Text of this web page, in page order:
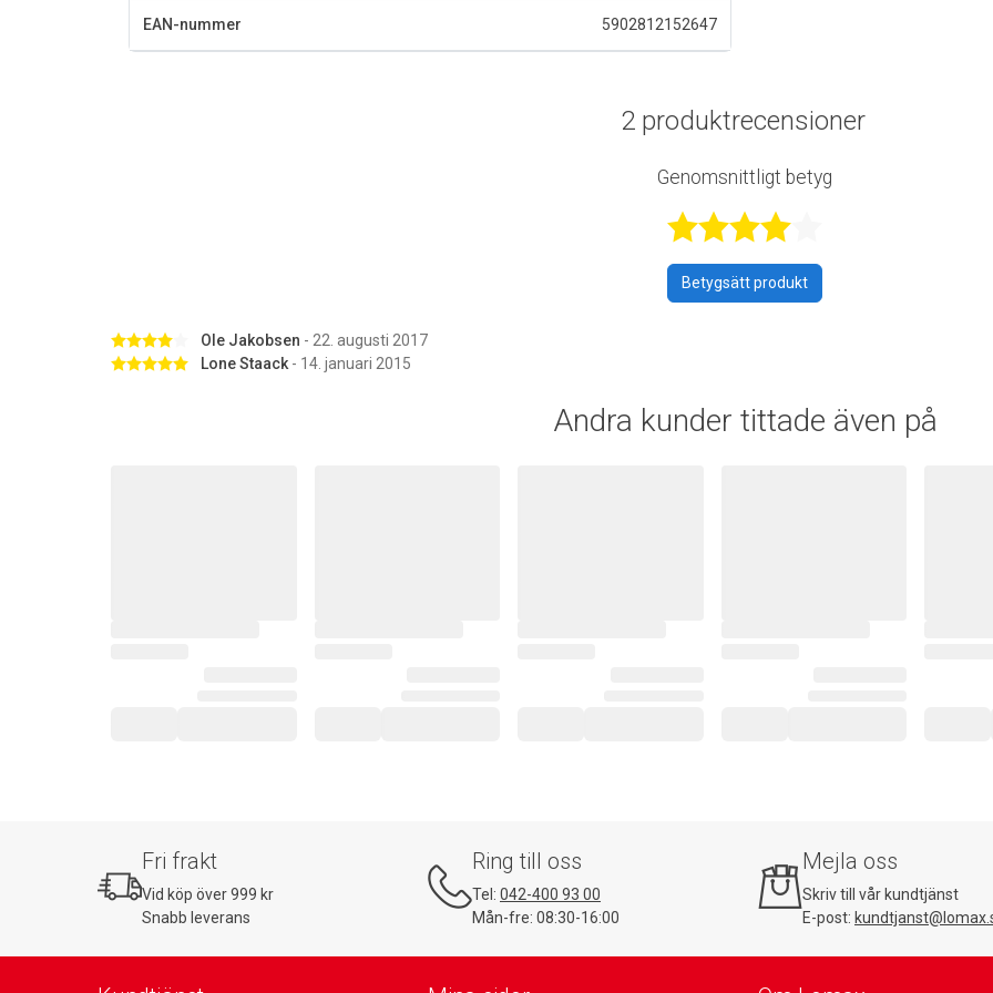
EAN-nummer 5902812152647
2 produktrecensioner
Genomsnittligt betyg
Betygsätt produkt
Betygsatt 4 av 5 stjärnor
Ole Jakobsen - 22. augusti 2017
Betygsatt 5 av 5 stjärnor
Lone Staack - 14. januari 2015
Andra kunder tittade även på
Fri frakt
Vid köp över 999 kr
Snabb leverans
Ring till oss
Tel: 042-400 93 00
Mån-fre: 08:30-16:00
Mejla oss
Skriv till vår kundtjänst
E-post: